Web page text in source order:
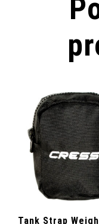
Tank Strap